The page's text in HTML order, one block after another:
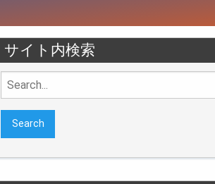
サイト内検索
Search
for: